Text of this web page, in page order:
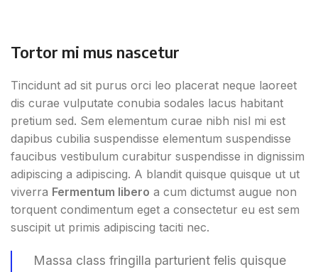
Tortor mi mus nascetur
Tincidunt ad sit purus orci leo placerat neque laoreet
dis curae vulputate conubia sodales lacus habitant
pretium sed. Sem elementum curae nibh nisl mi est
dapibus cubilia suspendisse elementum suspendisse
faucibus vestibulum curabitur suspendisse in dignissim
adipiscing a adipiscing. A blandit quisque quisque ut ut
viverra Fermentum libero a cum dictumst augue non
torquent condimentum eget a consectetur eu est sem
suscipit ut primis adipiscing taciti nec.
Massa class fringilla parturient felis quisque